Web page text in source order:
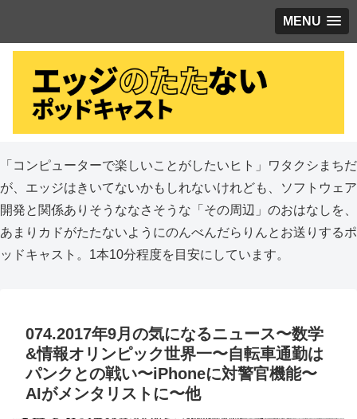
MENU
「コンピューターで楽しいことがしたいヒト」ワタクシまちだ
が、エッジはきいてないかもしれないけれども、ソフトウェア
開発と関係ありそうななさそうな「その周辺」のおはなしを、
あまりカドがたたないようにのんべんだらりんとお送りするポ
ッドキャスト。1本10分程度を目安にしています。
074.2017年9月の気になるニュース〜数学
&情報オリンピック世界一〜自転車通勤は
パンクとの戦い〜iPhoneに対警官機能〜
AIがメンタリストに〜他